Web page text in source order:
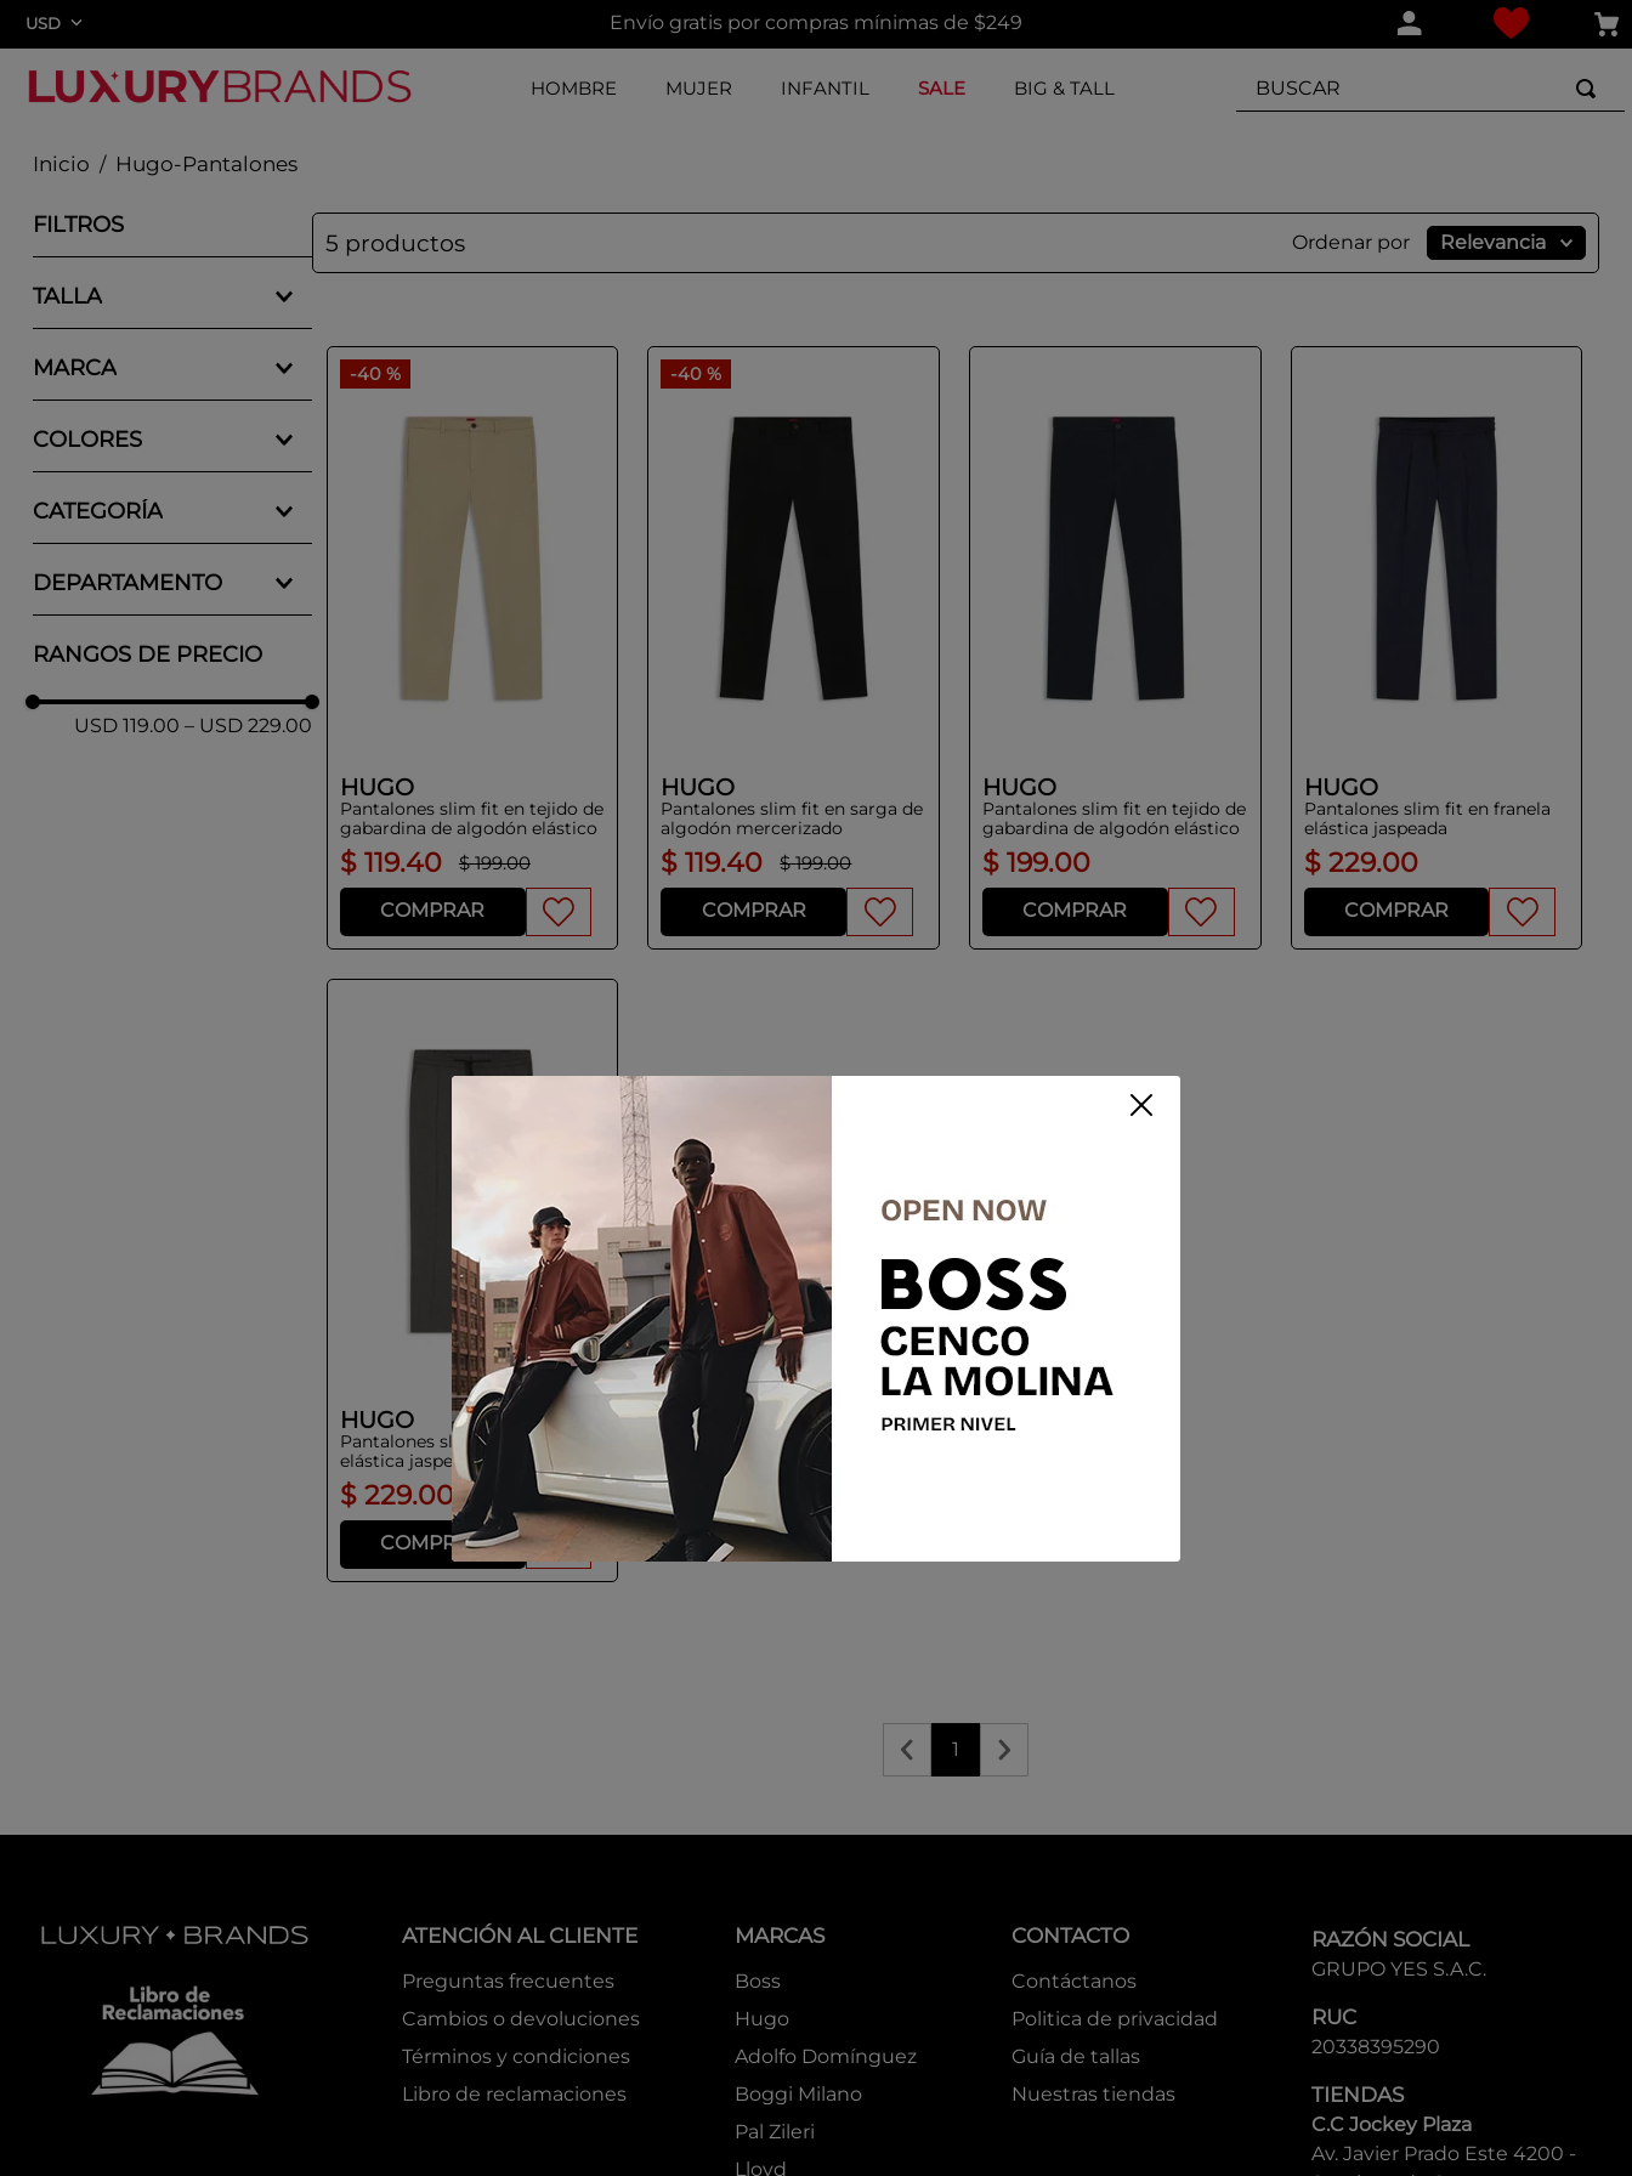
Envío gratis por compras mínimas de $249
USD
HOMBRE MUJER INFANTIL SALE BIG & TALL
BUSCAR
Hugo-Pantalones
FILTROS
TALLA
48
50
52
L
3232
Mostrar 6 más
MARCA
COLORES
AZUL OSCURO
BEIGE
GRIS
CATEGORÍA
SPORT
DEPARTAMENTO
RANGOS DE PRECIO
USD 119.00 – USD 229.00
5 productos Ordenar por Relevancia
-40 %
HUGO
Pantalones slim fit en tejido de
gabardina de algodón elástico
$ 119.40 $ 199.00
COMPRAR
-40 %
HUGO
Pantalones slim fit en sarga de
algodón mercerizado
$ 119.40 $ 199.00
COMPRAR
HUGO
Pantalones slim fit en tejido de
gabardina de algodón elástico
$ 199.00
COMPRAR
HUGO
Pantalones slim fit en franela
elástica jaspeada
$ 229.00
COMPRAR
HUGO
Pantalones slim fit en franela
elástica jaspeada
$ 229.00
COMPRAR
1
ATENCIÓN AL CLIENTE
Preguntas frecuentes
Cambios o devoluciones
Términos y condiciones
Libro de reclamaciones
MARCAS
Boss
Hugo
Adolfo Domínguez
Boggi Milano
Pal Zileri
Lloyd
CONTACTO
Contáctanos
Politica de privacidad
Guía de tallas
Nuestras tiendas
RAZÓN SOCIAL
GRUPO YES S.A.C.
RUC
20338395290
TIENDAS
C.C Jockey Plaza
Av. Javier Prado Este 4200 -